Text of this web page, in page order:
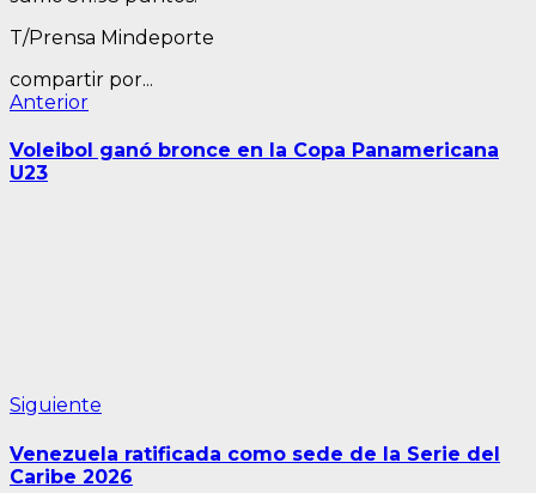
T/Prensa Mindeporte
compartir por...
Navegación
de
entradas
AnteriorEntrada
Voleibol ganó bronce en la Copa Panamericana
U23
Siguiente
Venezuela ratificada como sede de la Serie del
Caribe 2026